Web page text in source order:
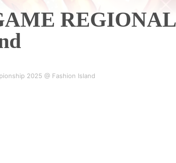
REGIONAL
2025 @ Fashion Island